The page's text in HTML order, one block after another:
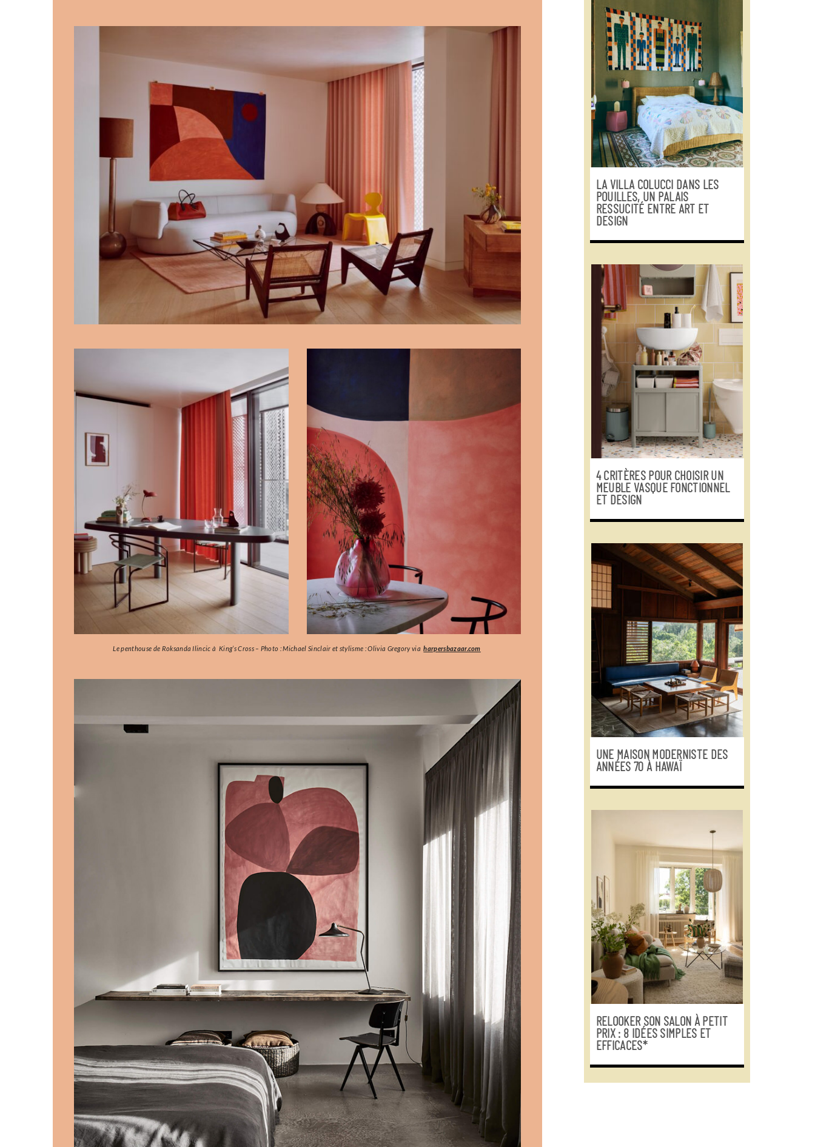
Le penthouse de Roksanda Ilincic à King’s Cross – Photo : Michael Sinclair et stylisme : Olivia Gregory via harpersbazaar.com
LA VILLA COLUCCI DANS LES
POUILLES, UN PALAIS
RESSUCITÉ ENTRE ART ET
DESIGN
4 CRITÈRES POUR CHOISIR UN
MEUBLE VASQUE FONCTIONNEL
ET DESIGN
UNE MAISON MODERNISTE DES
ANNÉES 70 À HAWAÏ
RELOOKER SON SALON À PETIT
PRIX : 8 IDÉES SIMPLES ET
EFFICACES*